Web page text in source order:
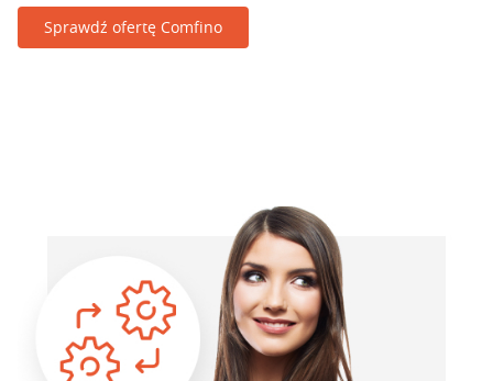
Sprawdź ofertę Comfino